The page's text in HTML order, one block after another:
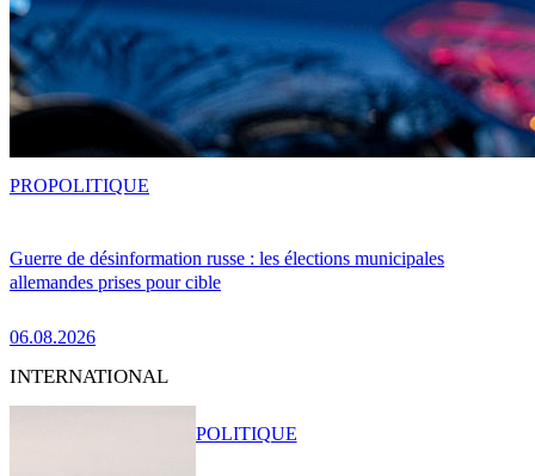
Guerre de désinformation russe : les élections municipales
allemandes prises pour cible
06.08.2026
PROPOLITIQUE
INTERNATIONAL
POLITIQUE